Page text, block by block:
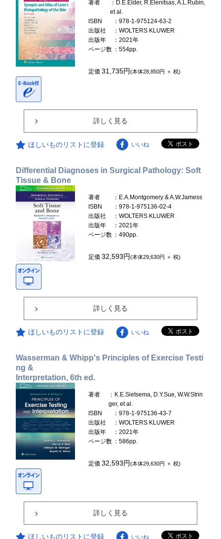
著者
：D.E.Elder, R.Elenitsas, A.L.Rubin,
et al.
ISBN
：978-1-975124-63-2
出版社
：WOLTERS KLUWER
出版年
：2021年
ページ数 ：554pp.
定価31,735円(本体28,850円 ＋ 税)
詳しく見る
ほしいものリストに登録 いいね
Differential Diagnoses in Surgical Pathology: Soft
Tissue & Bone
著者
：E.A.Montgomery & A.W.Jamess
ISBN
：978-1-975136-02-4
出版社
：WOLTERS KLUWER
出版年
：2021年
ページ数 ：490pp.
定価32,593円(本体29,630円 ＋ 税)
詳しく見る
ほしいものリストに登録 いいね
Wasserman & Whipp's Principles of Exercise Testi
ng &
Interpretation, 6th ed.
著者
：K.E.Sietsema, D.Y.Sue, W.W.Strin
ger, et al.
ISBN
：978-1-975136-43-7
出版社
：WOLTERS KLUWER
出版年
：2021年
ページ数 ：586pp.
定価32,593円(本体29,630円 ＋ 税)
詳しく見る
ほしいものリストに登録 いいね